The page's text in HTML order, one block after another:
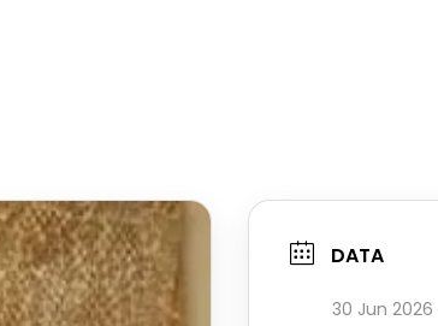
DATA
30 Jun 2026